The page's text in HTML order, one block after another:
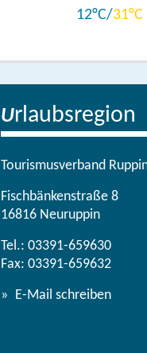
12 31
Urlaubsregion
Tourismusverband
Fischbänkenstraße 8
16816 Neuruppin
Tel.: 03391-659630
Fax: 03391-659632
E-Mail schreiben